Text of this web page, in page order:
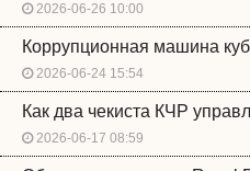
2026-06-26 10:00
Коррупционная машина
2026-06-24 15:54
Как два чекиста КЧР
2026-06-17 08:59